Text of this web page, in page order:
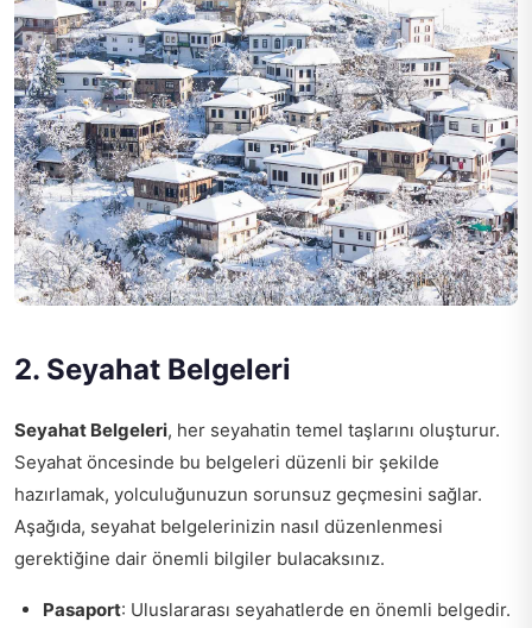
2. Seyahat Belgeleri
Seyahat Belgeleri, her seyahatin temel taşlarını oluşturur.
Seyahat öncesinde bu belgeleri düzenli bir şekilde
hazırlamak, yolculuğunuzun sorunsuz geçmesini sağlar.
Aşağıda, seyahat belgelerinizin nasıl düzenlenmesi
gerektiğine dair önemli bilgiler bulacaksınız.
Pasaport: Uluslararası seyahatlerde en önemli belgedir.